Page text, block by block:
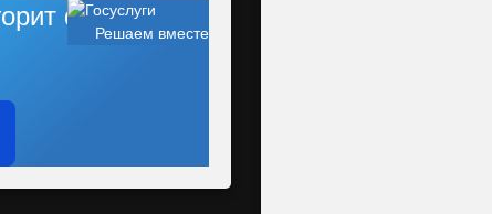
Решаем вместе
фонарь?